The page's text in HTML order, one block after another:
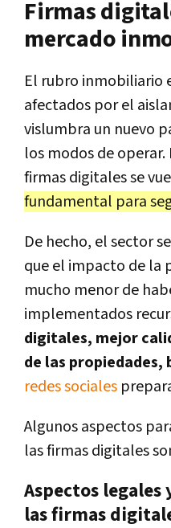
Firmas
mercado
El rubro inmobiliario
afectados por el
vislumbra un nuevo
los modos de
firmas digitales se
fundamental para
De hecho, el sector
que el impacto de la
mucho menor de
implementados
digitales, mejor
de las propiedades,
redes sociales
Algunos aspectos
las firmas digitales
Aspectos legales
las firmas